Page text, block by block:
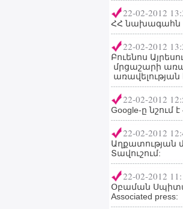
22-02-2012
ՀՀ նախագահն
22-02-2012
Բուենոս
մրցաշարի
22-02-2012
Google-ը նշում
22-02-2012
Աղքատության
Տավուշում:
22-02-2012
Օբաման
Associated press: